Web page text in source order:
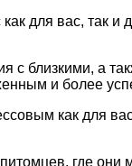
для вас, так
с близкими, а
и более
как для
где они